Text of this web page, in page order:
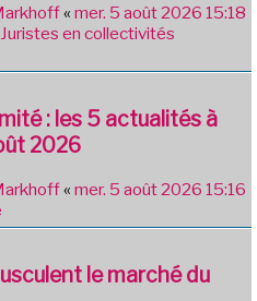
« mer. 5 août 2026 15:18
en collectivités
: les 5 actualités à
2026
« mer. 5 août 2026 15:16
le marché du